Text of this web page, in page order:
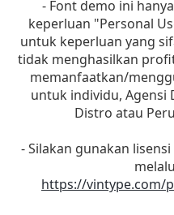
- Font demo ini
keperluan "Personal
untuk keperluan yang
tidak menghasilkan
memanfaatkan/
untuk individu, Agensi
Distro atau
- Silakan gunakan
https://vintype.com/